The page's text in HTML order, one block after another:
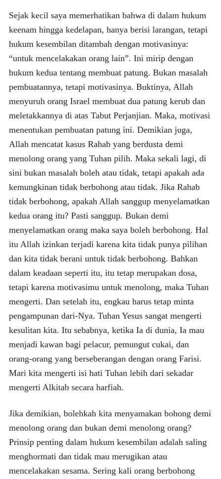
Sejak kecil saya memerhatikan bahwa di dalam hukum
keenam hingga kedelapan, hanya berisi larangan, tetapi
hukum kesembilan ditambah dengan motivasinya:
“untuk mencelakakan orang lain”. Ini mirip dengan
hukum kedua tentang membuat patung. Bukan masalah
pembuatannya, tetapi motivasinya. Buktinya, Allah
menyuruh orang Israel membuat dua patung kerub dan
meletakkannya di atas Tabut Perjanjian. Maka, motivasi
menentukan pembuatan patung ini. Demikian juga,
Allah mencatat kasus Rahab yang berdusta demi
menolong orang yang Tuhan pilih. Maka sekali lagi, di
sini bukan masalah boleh atau tidak, tetapi apakah ada
kemungkinan tidak berbohong atau tidak. Jika Rahab
tidak berbohong, apakah Allah sanggup menyelamatkan
kedua orang itu? Pasti sanggup. Bukan demi
menyelamatkan orang maka saya boleh berbohong. Hal
itu Allah izinkan terjadi karena kita tidak punya pilihan
dan kita tidak berani untuk tidak berbohong. Bahkan
dalam keadaan seperti itu, itu tetap merupakan dosa,
tetapi karena motivasimu untuk menolong, maka Tuhan
mengerti. Dan setelah itu, engkau harus tetap minta
pengampunan dari-Nya. Tuhan Yesus sangat mengerti
kesulitan kita. Itu sebabnya, ketika Ia di dunia, Ia mau
menjadi kawan bagi pelacur, pemungut cukai, dan
orang-orang yang berseberangan dengan orang Farisi.
Mari kita mengerti isi hati Tuhan lebih dari sekadar
mengerti Alkitab secara harfiah.
Jika demikian, bolehkah kita menyamakan bohong demi
menolong orang dan bukan demi menolong orang?
Prinsip penting dalam hukum kesembilan adalah saling
menghormati dan tidak mau merugikan atau
mencelakakan sesama. Sering kali orang berbohong